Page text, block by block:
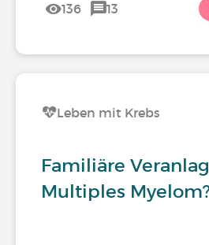
136 13
Leben mit Krebs
Familiäre
Multiples